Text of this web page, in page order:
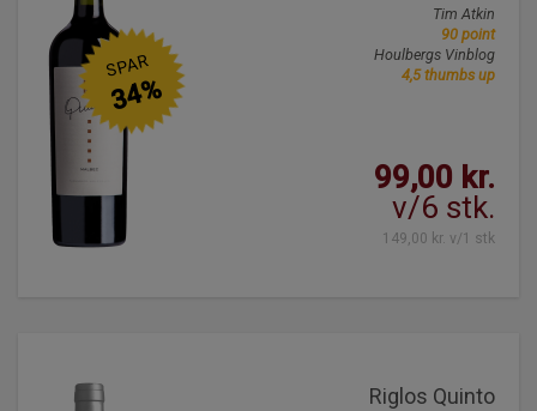
Tim Atkin
90 point
Houlbergs Vinblog
4,5 thumbs up
99,00 kr.
v/6 stk.
149,00 kr. v/1 stk
SPAR
34%
Riglos Quinto